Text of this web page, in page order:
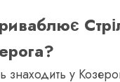
знаходить у